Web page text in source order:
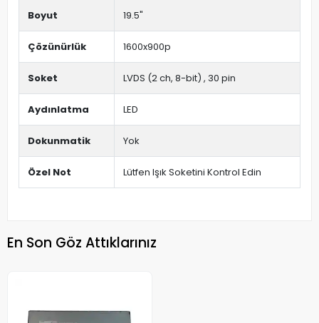
Boyut 19.5"
Çözünürlük 1600x900p
Soket LVDS (2 ch, 8-bit) , 30 pin
Aydınlatma LED
Dokunmatik Yok
Özel Not Lütfen Işık Soketini Kontrol Edin
En Son Göz Attıklarınız